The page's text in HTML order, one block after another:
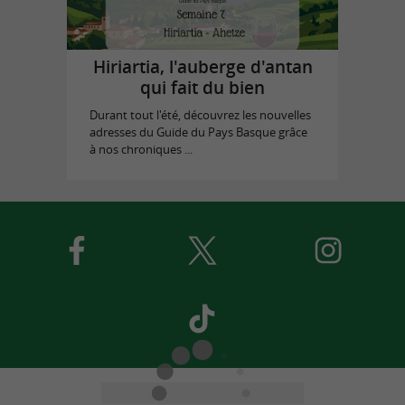
Hiriartia, l'auberge d'antan
qui fait du bien
Durant tout l'été, découvrez les nouvelles
adresses du Guide du Pays Basque grâce
à nos chroniques ...